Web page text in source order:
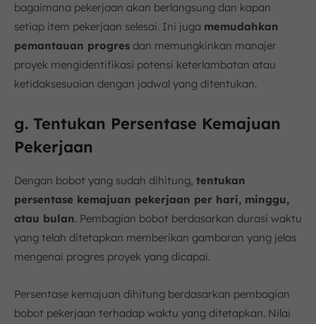
bagaimana pekerjaan akan berlangsung dan kapan
setiap item pekerjaan selesai. Ini juga memudahkan
pemantauan progres dan memungkinkan manajer
proyek mengidentifikasi potensi keterlambatan atau
ketidaksesuaian dengan jadwal yang ditentukan.
g. Tentukan Persentase Kemajuan
Pekerjaan
Dengan bobot yang sudah dihitung, tentukan
persentase kemajuan pekerjaan per hari, minggu,
atau bulan. Pembagian bobot berdasarkan durasi waktu
yang telah ditetapkan memberikan gambaran yang jelas
mengenai progres proyek yang dicapai.
Persentase kemajuan dihitung berdasarkan pembagian
bobot pekerjaan terhadap waktu yang ditetapkan. Nilai